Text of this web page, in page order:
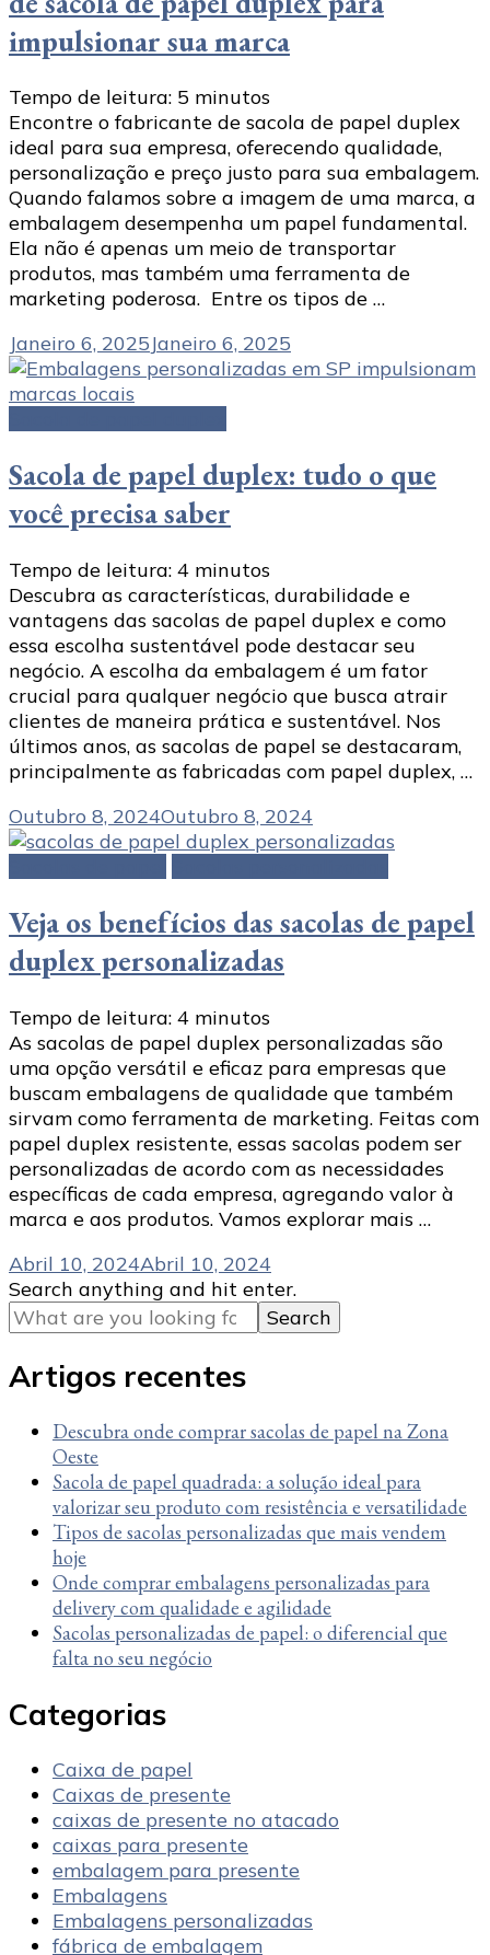
impulsionar sua marca
Tempo de leitura: 5 minutos
Encontre o fabricante de sacola de papel duplex
ideal para sua empresa, oferecendo qualidade,
personalização e preço justo para sua embalagem.
Quando falamos sobre a imagem de uma marca, a
embalagem desempenha um papel fundamental.
Ela não é apenas um meio de transportar
produtos, mas também uma ferramenta de
marketing poderosa. Entre os tipos de …
Janeiro 6, 2025Janeiro 6, 2025
Sacola de papel duplex: tudo o que
você precisa saber
Tempo de leitura: 4 minutos
Descubra as características, durabilidade e
vantagens das sacolas de papel duplex e como
essa escolha sustentável pode destacar seu
negócio. A escolha da embalagem é um fator
crucial para qualquer negócio que busca atrair
clientes de maneira prática e sustentável. Nos
últimos anos, as sacolas de papel se destacaram,
principalmente as fabricadas com papel duplex, …
Outubro 8, 2024Outubro 8, 2024
Veja os benefícios das sacolas de papel
duplex personalizadas
Tempo de leitura: 4 minutos
As sacolas de papel duplex personalizadas são
uma opção versátil e eficaz para empresas que
buscam embalagens de qualidade que também
sirvam como ferramenta de marketing. Feitas com
papel duplex resistente, essas sacolas podem ser
personalizadas de acordo com as necessidades
específicas de cada empresa, agregando valor à
marca e aos produtos. Vamos explorar mais …
Abril 10, 2024Abril 10, 2024
Looking
for
Something?
Search anything and hit enter.
Artigos recentes
Descubra onde comprar sacolas de papel na Zona
Oeste
Sacola de papel quadrada: a solução ideal para
valorizar seu produto com resistência e versatilidade
Tipos de sacolas personalizadas que mais vendem
hoje
Onde comprar embalagens personalizadas para
delivery com qualidade e agilidade
Sacolas personalizadas de papel: o diferencial que
falta no seu negócio
Categorias
Caixa de papel
Caixas de presente
caixas de presente no atacado
caixas para presente
embalagem para presente
Embalagens
Embalagens personalizadas
fábrica de embalagem